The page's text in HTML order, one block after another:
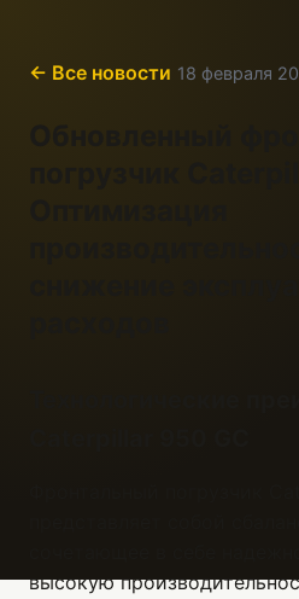
← Все новости 18 февраля
высокую